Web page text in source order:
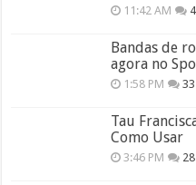
11:42 AM
Bandas de
agora no
1:58 PM 33
Tau
Como Usar
3:46 PM 28